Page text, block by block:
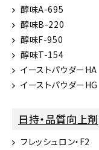
醇味A-695
醇味B-220
醇味F-950
醇味T-154
イーストパウダーHA
イーストパウダーHG
日持・品質向上剤
フレッシュロン・F2